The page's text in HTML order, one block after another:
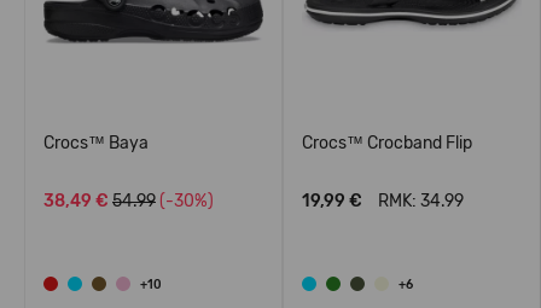
Crocs™ Baya
38,49 € 54.99 (-30%)
+10
Crocs™ Crocband Flip
19,99 € RMK: 34.99
+6